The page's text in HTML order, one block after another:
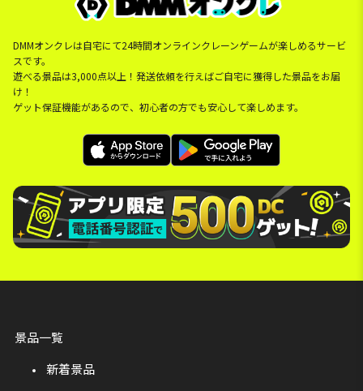
DMMオンクレは自宅にて24時間オンラインクレーンゲームが楽しめるサービ
スです。
遊べる景品は3,000点以上！発送依頼を行えばご自宅に獲得した景品をお届
け！
ゲット保証機能があるので、初心者の方でも安心して楽しめます。
景品一覧
新着景品